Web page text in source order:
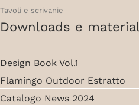
Tavoli e scrivanie
Downloads e
Design Book Vol.1
Flamingo Outdoor Estratto
Catalogo News 2024